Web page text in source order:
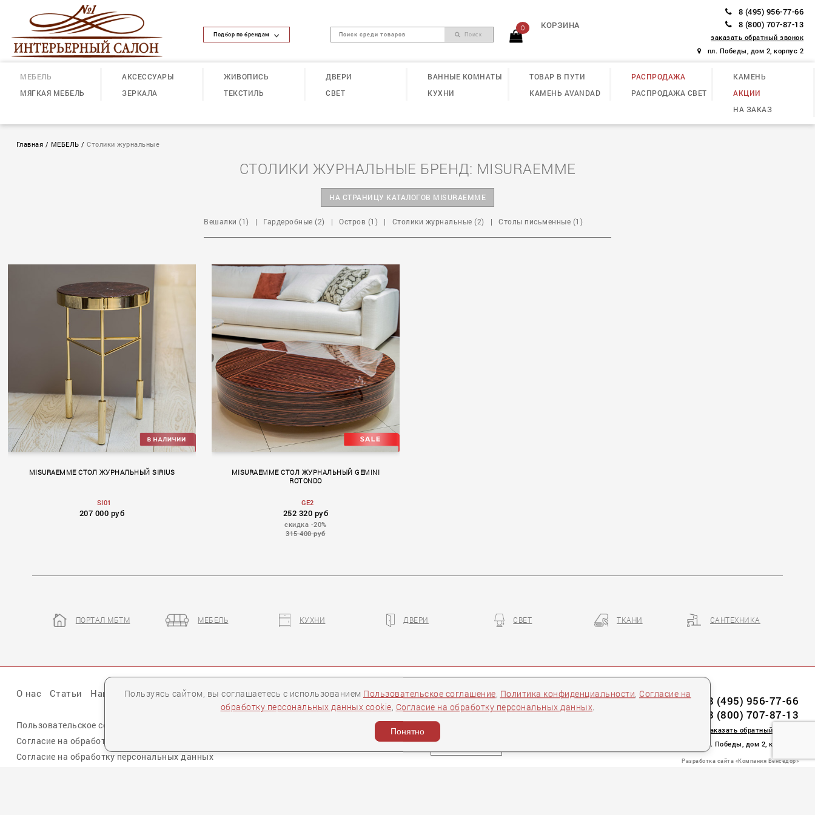
Подбор по брендам Поиск
0 КОРЗИНА
8 (495) 956-77-66
8 (800) 707-87-13
заказать обратный звонок
пл. Победы, дом 2, корпус 2
МЕБЕЛЬ
МЯГКАЯ МЕБЕЛЬ
АКСЕССУАРЫ
ЗЕРКАЛА
ЖИВОПИСЬ
ТЕКСТИЛЬ
ДВЕРИ
СВЕТ
ВАННЫЕ КОМНАТЫ
КУХНИ
ТОВАР В ПУТИ
КАМЕНЬ AVANDAD
РАСПРОДАЖА
РАСПРОДАЖА СВЕТ
КАМЕНЬ
АКЦИИ
НА ЗАКАЗ
Главная / МЕБЕЛЬ /Столики журнальные
СТОЛИКИ ЖУРНАЛЬНЫЕ БРЕНД: MISURAEMME
НА СТРАНИЦУ КАТАЛОГОВ MISURAEMME
Вешалки (1) | Гардеробные (2) | Остров (1) | Столики журнальные (2) | Столы письменные (1)
MISURAEMME СТОЛ ЖУРНАЛЬНЫЙ SIRIUS
SI01
207 000 руб
MISURAEMME СТОЛ ЖУРНАЛЬНЫЙ GEMINI
ROTONDO
GE2
252 320 руб
скидка -20%
315 400 руб
Пользуясь сайтом, вы соглашаетесь с использованием Пользовательское соглашение, Политика конфиденциальности, Согласие на
обработку персональных данных cookie, Согласие на обработку персональных данных.
Понятно
ПОРТАЛ МБТМ МЕБЕЛЬ КУХНИ ДВЕРИ СВЕТ ТКАНИ САНТЕХНИКА
О нас Статьи Наши презентации Бренды Партнеры Контакты
Пользовательское соглашение
Согласие на обработку персональных данных cookie
Согласие на обработку персональных данных
Следите за нами:
8 (495) 956-77-66
8 (800) 707-87-13
заказать обратный звонок
пл. Победы, дом 2, корпус 2
Разработка сайта «Компания Венседор»